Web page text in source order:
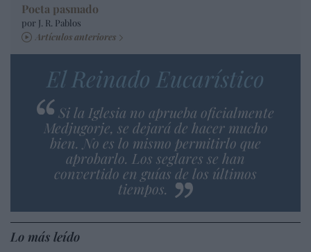
Poeta pasmado
por J. R. Pablos
Artículos anteriores
El Reinado Eucarístico
Si la Iglesia no aprueba oficialmente
Medjugorje, se dejará de hacer mucho
bien. No es lo mismo permitirlo que
aprobarlo. Los seglares se han
convertido en guías de los últimos
tiempos.
Lo más leído